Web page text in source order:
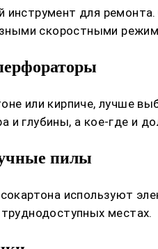
инструмент для
скоростными
или кирпиче, лучше
и глубины, а кое-где и
пилы
используют
местах.